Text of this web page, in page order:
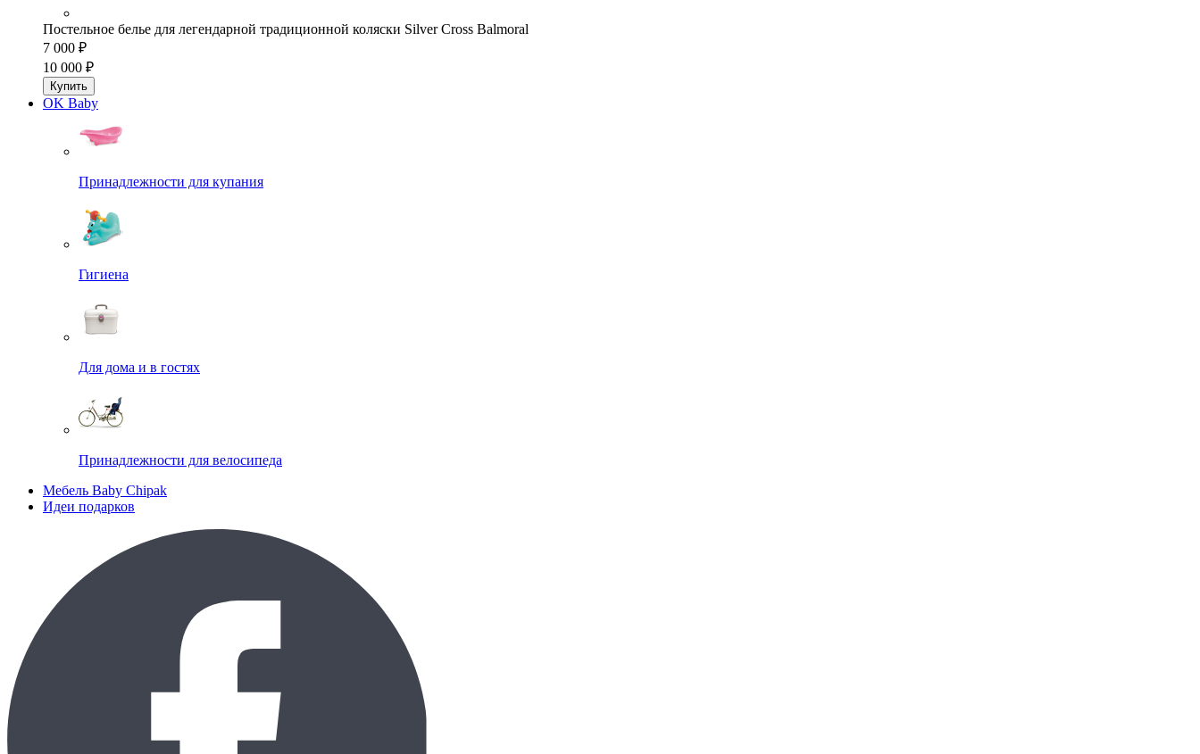
Постельное белье для легендарной традиционной коляски Silver Cross Balmoral
7 000 ₽
10 000 ₽
Купить
OK Baby
Принадлежности для купания
Гигиена
Для дома и в гостях
Принадлежности для велосипеда
Мебель Baby Chipak
Идеи подарков